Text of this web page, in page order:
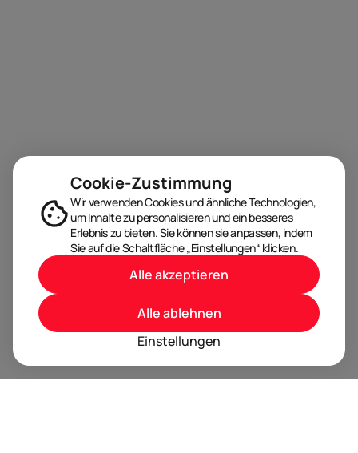
Cookie-Zustimmung
Wir verwenden Cookies und ähnliche Technologien,
um Inhalte zu personalisieren und ein besseres
Erlebnis zu bieten. Sie können sie anpassen, indem
Sie auf die Schaltfläche „Einstellungen“ klicken.
Einstellungen
Alle ablehnen
Alle akzeptieren